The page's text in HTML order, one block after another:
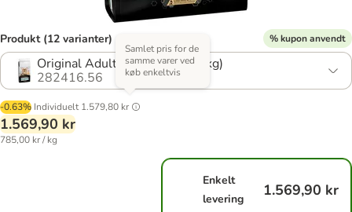
Produkt (12 varianter) % kupon anvendt
Original Adult Kylling (2 x 14 kg)
282416.56
-0.63% Individuelt 1.579,80 kr
Samlet pris for de
samme varer ved
køb enkeltvis
1.569,90 kr
785,00 kr / kg
Enkelt
levering
1.569,90 kr